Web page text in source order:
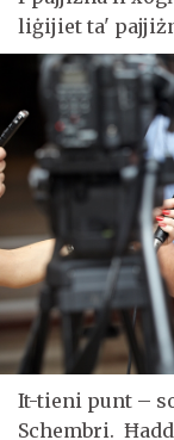
liġijiet ta'
It-tieni punt –
Schembri.